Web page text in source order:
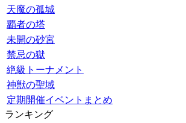
天魔の孤城
覇者の塔
未開の砂宮
禁忌の獄
絶級トーナメント
神獣の聖域
定期開催イベントまとめ
ランキング